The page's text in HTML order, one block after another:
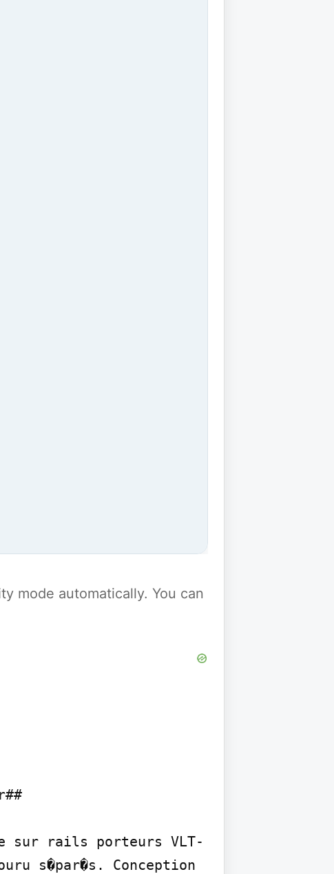
mode automatically. You can
sur rails porteurs VLT-
s�par�s. Conception